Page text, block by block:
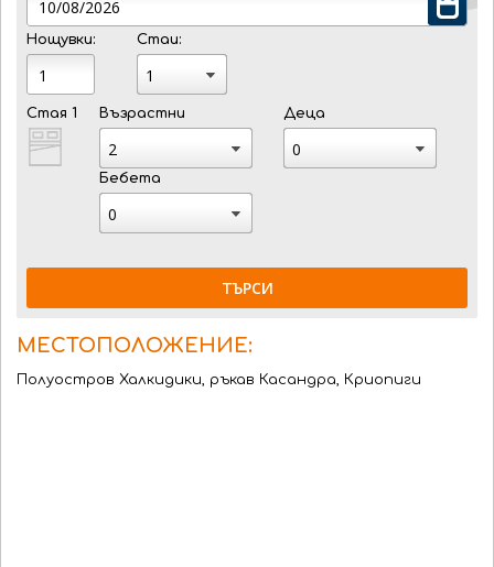
Нощувки: Стаи:
Стая 1 Възрастни Деца
Бебета
ТЪРСИ
МЕСТОПОЛОЖЕНИЕ:
Полуостров Халкидики, ръкав Касандра, Криопиги